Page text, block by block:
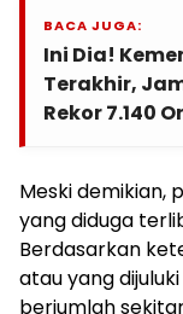
BACA JUGA:
Ini Dia!
Terakhir,
Rekor 7.140
Meski demikian,
yang diduga
Berdasarkan
atau yang
berjumlah